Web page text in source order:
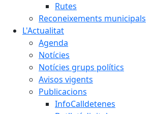
Rutes
Reconeixements municipals
L'Actualitat
Agenda
Notícies
Notícies grups polítics
Avisos vigents
Publicacions
InfoCalldetenes